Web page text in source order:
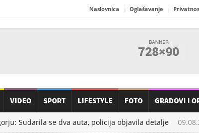
Naslovnica Oglašavanje
VIDEO SPORT LIFESTYLE FOTO GRADOVI I
Sudarila se dva auta, policija objavila detalje